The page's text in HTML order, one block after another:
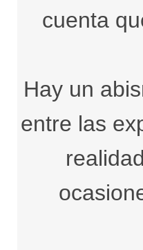
cuenta
Hay un
entre las